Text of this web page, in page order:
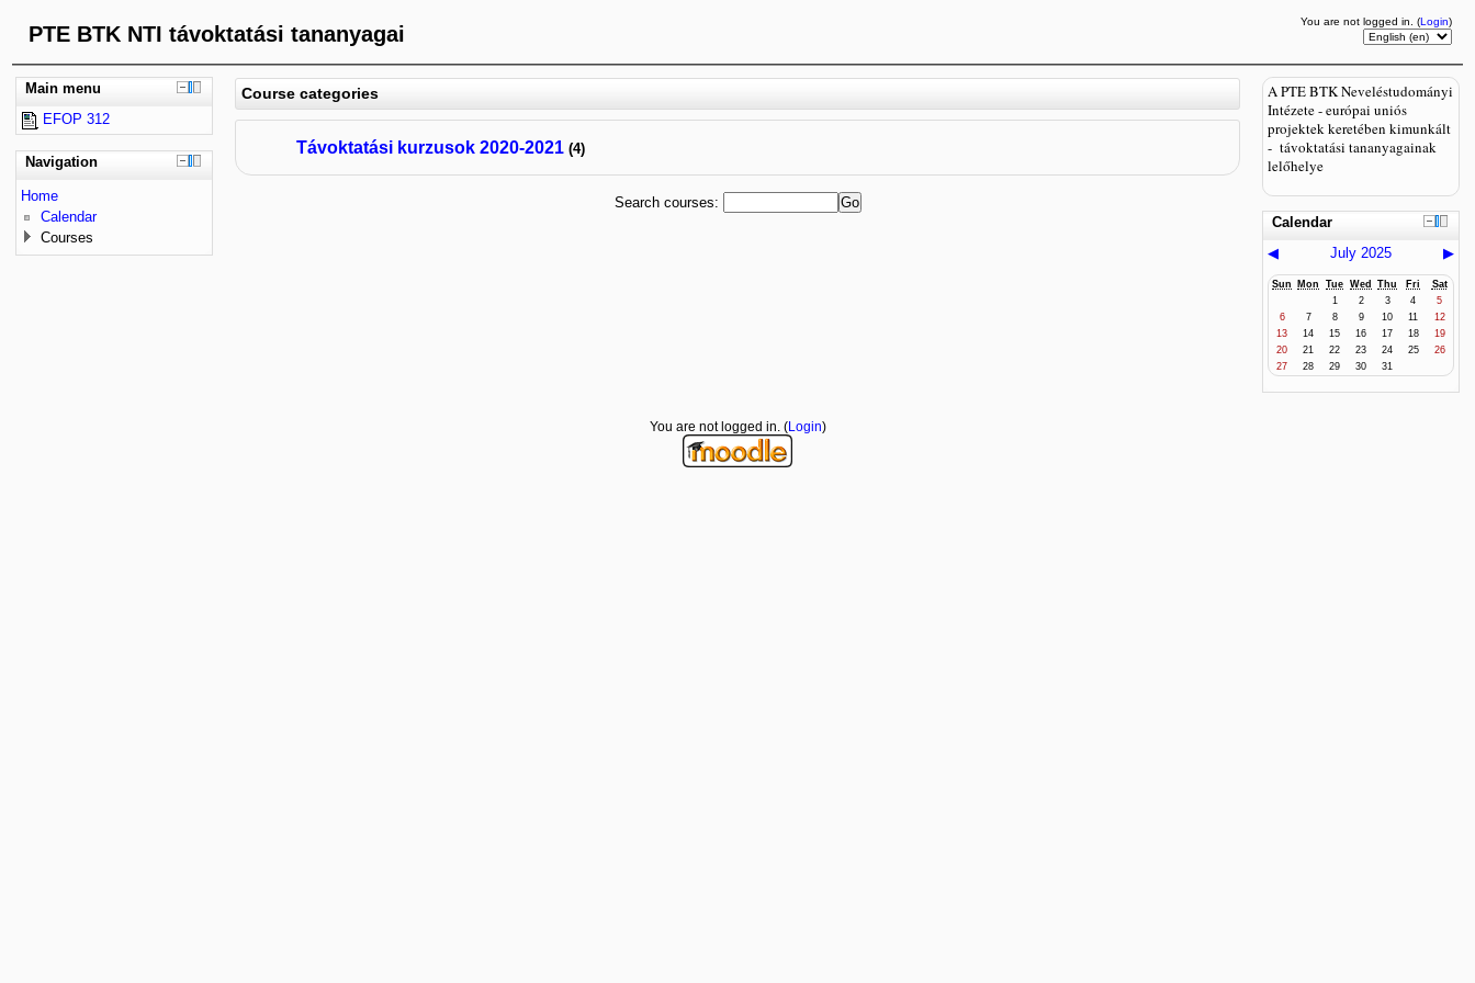
PTE BTK NTI távoktatási tananyagai
You are not logged in. (Login)
Course categories
Távoktatási kurzusok 2020-2021(4)
Search courses:
Main menu
EFOP 312
Navigation
Home
Calendar
Courses
A PTE BTK Neveléstudományi
Intézete - európai uniós
projektek keretében kimunkált
- távoktatási tananyagainak
lelőhelye
Calendar
◀
July 2025 ▶
Sun Mon Tue Wed Thu Fri
Sat
1
2 3 4
5
6
7 8 9 10 11
12
13
14 15 16 17 18
19
20
21 22 23 24 25
26
27
28 29 30 31
You are not logged in. (Login)